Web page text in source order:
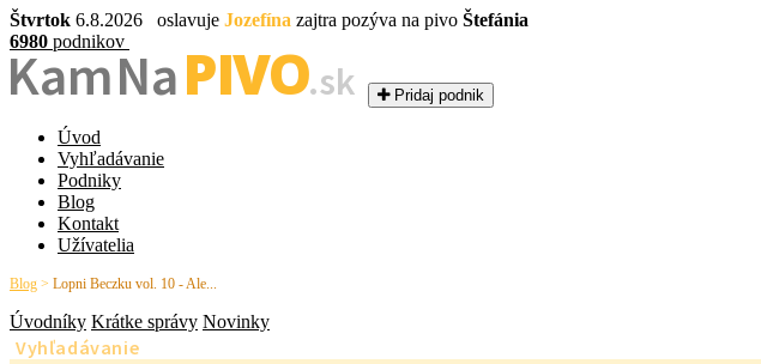
Štvrtok 6.8.2026 oslavuje Jozefína zajtra pozýva na pivo Štefánia
6980 podnikov
Kam NaPIVO.sk Pridaj podnik
Úvod
Vyhľadávanie
Podniky
Blog
Kontakt
Užívatelia
Blog > Lopni Beczku vol. 10 - Ale...
Úvodníky Krátke správy Novinky
Vyhľadávanie